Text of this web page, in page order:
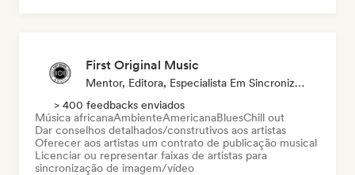
First Original Music
Mentor, Editora, Especialista Em Sincronização
> 400 feedbacks enviados
Música africanaAmbienteAmericanaBluesChill out
Dar conselhos detalhados/construtivos aos artistas
Oferecer aos artistas um contrato de publicação musical
Licenciar ou representar faixas de artistas para
sincronização de imagem/vídeo